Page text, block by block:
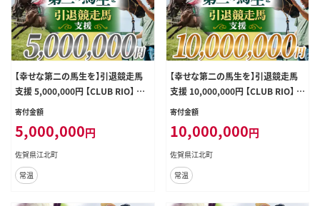
【幸せな第二の馬生を】引退競走馬
支援 5,000,000円 【CLUB RIO】 支
援 動物支援 動物保護 流鏑馬 返礼
寄付金額
5,000,000円
佐賀県江北町
常温
【幸せな第二の馬生を】引退競走馬
支援 10,000,000円 【CLUB RIO】 支
援 動物支援 動物保護 流鏑馬 返礼
寄付金額
10,000,000円
佐賀県江北町
常温